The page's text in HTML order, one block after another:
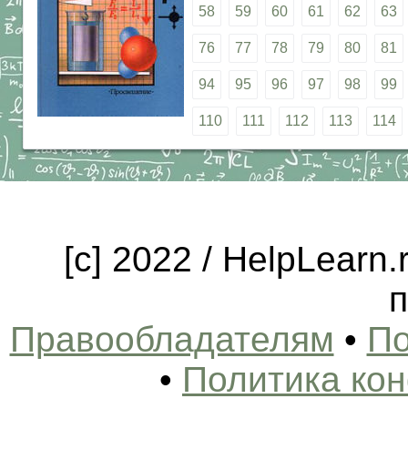
58 59 60 61 62 63
76 77 78 79 80 81
94 95 96 97 98 99
110 111 112 113 114
[c] 2022 /
Правообладателям •
• Политика